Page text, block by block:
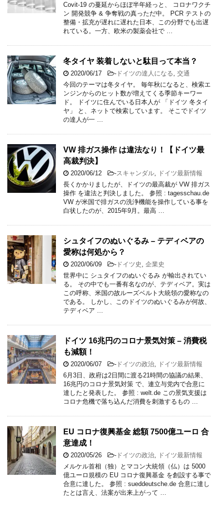
Covit-19 の蔓延からほぼ半年経っと、 コロナワクチ
ン 開発競争 & 争奪戦の真っただ中。 PCR テストの
整備・拡充が遅れに遅れた日本、この分野でも出遅
れている。一方、欧米の製薬会社で …
冬タイヤ 装着しないと駄目って本当？
2020/06/17 - ドイツの達人になる 交通
今回のテーマは冬タイヤ。 毎年秋になると、検索エ
ンジンからのヒット数が増えてくる季節キーワー
ド。 ドイツに住んでいる日本人が 「ドイツ 冬タイ
ヤ」 と、ネットで検索しています。 そこでドイツ
の達人が一 …
VW 排ガス操作 は違法なり！【ドイツ最
高裁判決】
2020/06/12 -スキャンダル
ドイツ最新情報
長くかかりましたが、ドイツの最高裁が VW 排ガス
操作 を違法と判決しました。 参照 : tagesschau.de
VW が米国で排ガスの洗浄機能を操作している事を
白状したのが、2015年9月。最高 …
シュタイフのぬいぐるみ – テディベアの
愛称は何処から？
2020/06/09 - ドイツ史
企業史
世界中に シュタイフのぬいぐるみ が輸出されてい
る。 その中でも一番有名なのが、テディベア。実は
この呼称、米国の故ルーズベルト大統領の愛称なの
である。 しかし、このドイツのぬいぐるみが何故、
テディベア …
ドイツ 16兆円のコロナ景気対策 – 消費税
も減額！
2020/06/07 - ドイツの政治
ドイツ最新情報
6月3日、政府は2日間に渡る21時間の協議の結果、
16兆円のコロナ景気対策 で、連立与党内で合意に
達したと発表した。 参照 : welt.de この景気支援は
コロナ危機で落ち込んだ消費を刺激するもの …
EU コロナ復興基金 総額 7500億ユーロ 合
意達成！
2020/05/26 - ドイツの政治
ドイツ最新情報
メルケル首相（独）とマコン大統領（仏）は 5000
億ユーロ規模の EU コロナ復興基金 を創設する事で
合意に達した。 参照 : sueddeutsche.de 合意に達し
たとは言え、法案が出来上がって …